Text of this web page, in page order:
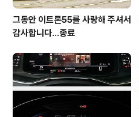
그동안 이트론55를 사랑해 주셔서
감사합니다...종료